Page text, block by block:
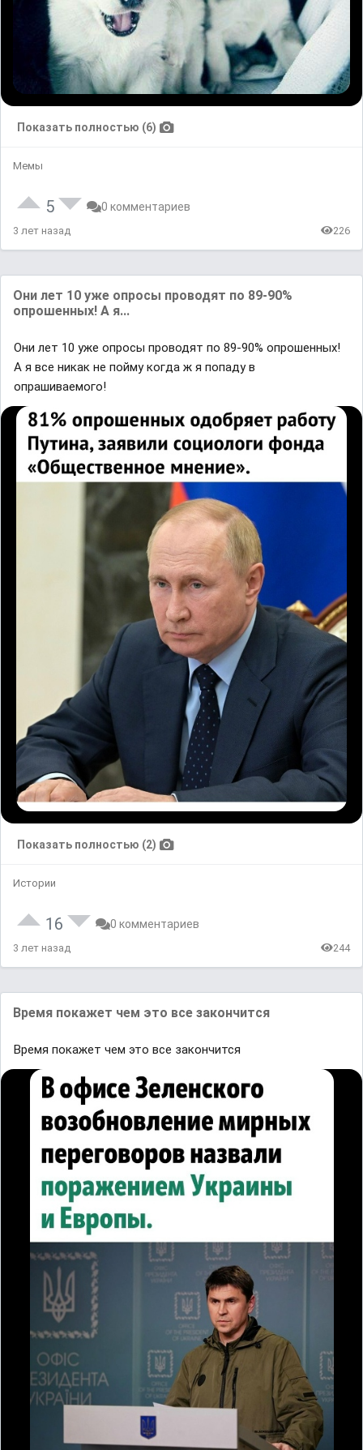
Показать полностью (6)
Мемы
5 0 комментариев
3 лет назад 226
Они лет 10 уже опросы проводят по 89-90%
опрошенных! А я...
Они лет 10 уже опросы проводят по 89-90% опрошенных!
А я все никак не пойму когда ж я попаду в
опрашиваемого!
Показать полностью (2)
Истории
16 0 комментариев
3 лет назад 244
Время покажет чем это все закончится
Время покажет чем это все закончится